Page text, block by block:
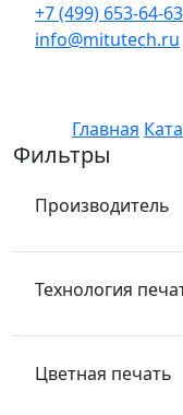
+7 (499) 653-64-63
info@mitutech.ru
Главная
Фильтры
Производитель
Технология
Цветная печать